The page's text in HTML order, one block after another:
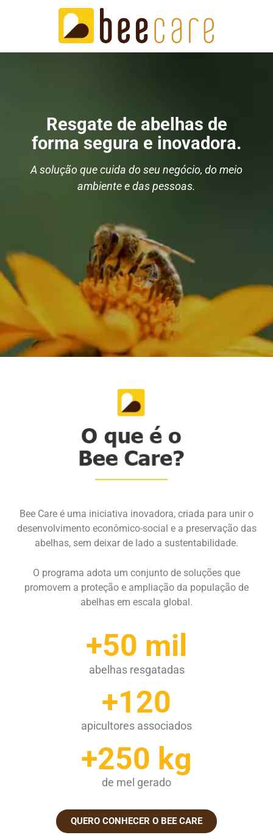
Resgate de abelhas de
forma segura e inovadora.
A solução que cuida do seu negócio, do meio
ambiente e das pessoas.
Bee Care é uma iniciativa inovadora, criada para unir o
desenvolvimento econômico-social e a preservação das
abelhas, sem deixar de lado a sustentabilidade.
O programa adota um conjunto de soluções que
promovem a proteção e ampliação da população de
abelhas em escala global.
+50 mil
abelhas resgatadas
+120
apicultores associados
+250 kg
de mel gerado
QUERO CONHECER O BEE CARE